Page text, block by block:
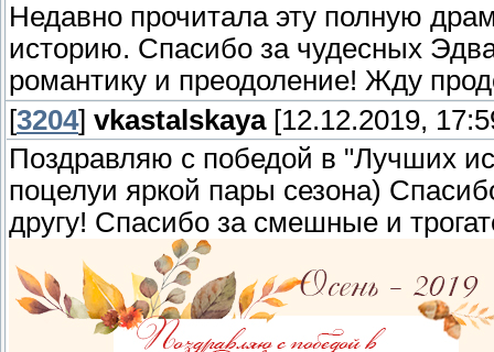
Недавно прочитала эту полную
историю. Спасибо за чудесных
романтику и преодоление! Жду
[3204] vkastalskaya[12.12.2019,
Поздравляю с победой в "Лучших
поцелуи яркой пары сезона)
другу! Спасибо за смешные и